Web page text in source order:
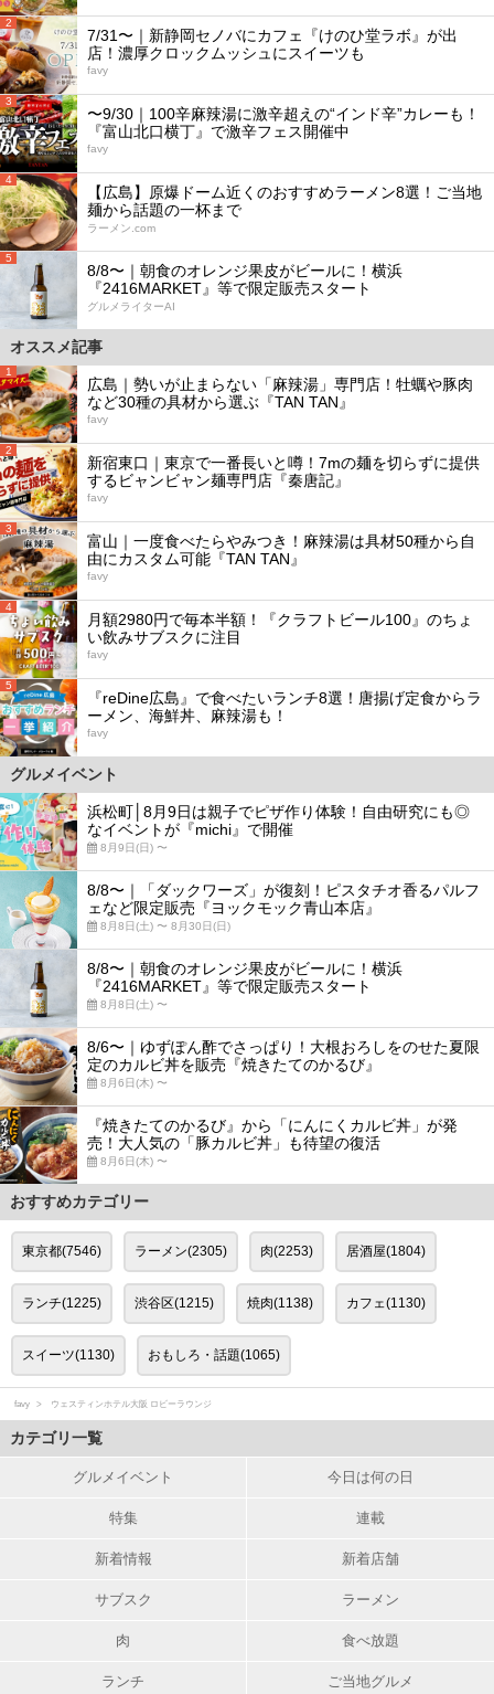
2
7/31〜｜新静岡セノバにカフェ『けのひ堂ラボ』が出
店！濃厚クロックムッシュにスイーツも
favy
3
〜9/30｜100辛麻辣湯に激辛超えの“インド辛”カレーも！
『富山北口横丁』で激辛フェス開催中
favy
4
【広島】原爆ドーム近くのおすすめラーメン8選！ご当地
麺から話題の一杯まで
ラーメン.com
5
8/8〜｜朝食のオレンジ果皮がビールに！横浜
『2416MARKET』等で限定販売スタート
グルメライターAI
オススメ記事
1
広島｜勢いが止まらない「麻辣湯」専門店！牡蠣や豚肉
など30種の具材から選ぶ『TAN TAN』
favy
2
新宿東口｜東京で一番長いと噂！7mの麺を切らずに提供
するビャンビャン麺専門店『秦唐記』
favy
3
富山｜一度食べたらやみつき！麻辣湯は具材50種から自
由にカスタム可能『TAN TAN』
favy
4
月額2980円で毎本半額！『クラフトビール100』のちょ
い飲みサブスクに注目
favy
5
『reDine広島』で食べたいランチ8選！唐揚げ定食からラ
ーメン、海鮮丼、麻辣湯も！
favy
グルメイベント
浜松町│8月9日は親子でピザ作り体験！自由研究にも◎
なイベントが『michi』で開催
8月9日(日) 〜
8/8〜｜「ダックワーズ」が復刻！ピスタチオ香るパルフ
ェなど限定販売『ヨックモック青山本店』
8月8日(土) 〜 8月30日(日)
8/8〜｜朝食のオレンジ果皮がビールに！横浜
『2416MARKET』等で限定販売スタート
8月8日(土) 〜
8/6〜｜ゆずぽん酢でさっぱり！大根おろしをのせた夏限
定のカルビ丼を販売『焼きたてのかるび』
8月6日(木) 〜
『焼きたてのかるび』から「にんにくカルビ丼」が発
売！大人気の「豚カルビ丼」も待望の復活
8月6日(木) 〜
おすすめカテゴリー
東京都(7546) ラーメン(2305) 肉(2253) 居酒屋(1804)
ランチ(1225) 渋谷区(1215) 焼肉(1138) カフェ(1130)
スイーツ(1130) おもしろ・話題(1065)
favy ウェスティンホテル大阪 ロビーラウンジ
カテゴリ一覧
グルメイベント 今日は何の日
特集 連載
新着情報 新着店舗
サブスク ラーメン
肉 食べ放題
ランチ ご当地グルメ